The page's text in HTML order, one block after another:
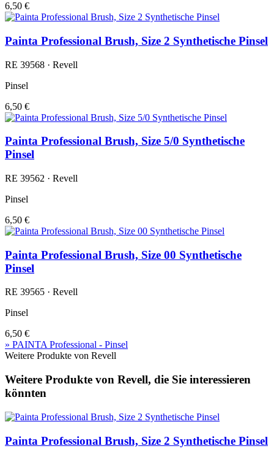
6,50 €
Painta Professional Brush, Size 2 Synthetische Pinsel
RE 39568 · Revell
Pinsel
6,50 €
Painta Professional Brush, Size 5/0 Synthetische
Pinsel
RE 39562 · Revell
Pinsel
6,50 €
Painta Professional Brush, Size 00 Synthetische
Pinsel
RE 39565 · Revell
Pinsel
6,50 €
» PAINTA Professional - Pinsel
Weitere Produkte von Revell
Weitere Produkte von Revell, die Sie interessieren
könnten
Painta Professional Brush, Size 2 Synthetische Pinsel